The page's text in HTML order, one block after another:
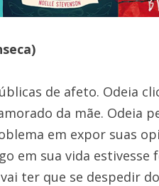
de afeto. Odeia
da mãe. Odeia
em expor suas
em sua vida
ter que se despedir